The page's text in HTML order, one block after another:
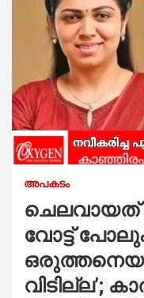
അപകടം
ചെലവായത്
വോട്ട് പോലും
വിടില്ല’;